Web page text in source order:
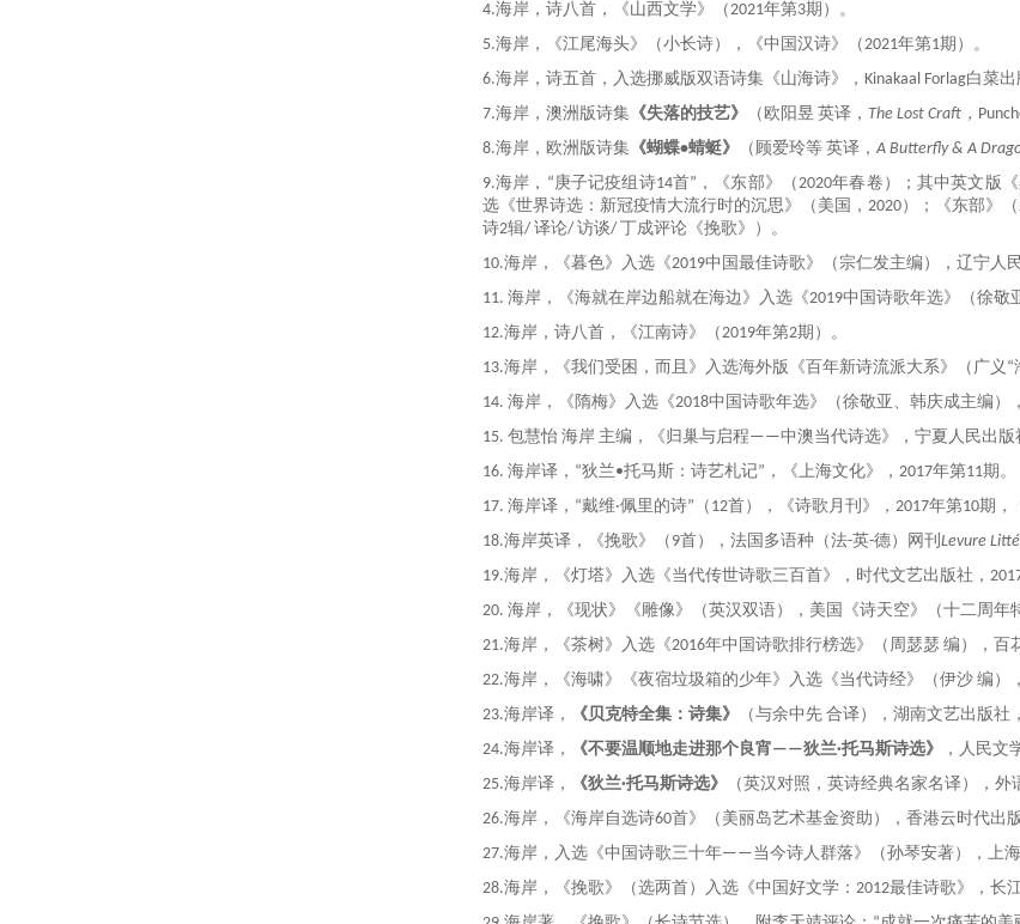
4.海岸，诗八首，《山西文学》（2021年第3期）。
5.海岸，《江尾海头》（小长诗），《中国汉诗》（2021年第1期）。
6.海岸，诗五首，入选挪威版双语诗集《山海诗》， Kinakaal Forlag白菜出
7.海岸，澳洲版诗集 《失落的技艺》 （欧阳昱 英译， The Lost Craft ，
8.海岸，欧洲版诗集 《蝴蝶•蜻蜓》 （顾爱玲等 英译，A Butterfly & A
9.海岸，“庚子记疫组诗14首” ，《东部》（2020年春卷）； 其中英文版
选《世界诗选：新冠疫情大流行时的沉思》
（ 美国 ， 2020） ；《东部》（
诗2辑/ 译论/ 访谈/ 丁成评论《挽歌》）。
10.海岸，《暮色》入选《2019中国最佳诗歌》（宗仁发主编），辽宁人
11. 海岸，《海就在岸边船就在海边》入选《2019中国诗歌年选》（徐敬
12.海岸，诗八首，《江南诗》（2019年第2期）。
13.海岸， 《我们受困，而且》 入选海外版《百年新诗流派大系》（广义“
14. 海岸，《隋梅》入选《2018中国诗歌年选》（徐敬亚、韩庆成主编）
15. 包慧怡 海岸 主编 ， 《归巢与启程——中澳当代诗选》 ，宁夏人民出版
16. 海岸译，“狄兰•托马斯：诗艺札记”，《上海文化》， 2017年第11期。
17. 海岸译，“戴维·佩里的诗”（ 12首），《诗歌月刊》， 2017年第10期，
18.海岸英译 ， 《挽歌》 （ 9首）， 法国多语种（法-英-德）网刊Levure
19.海岸，《灯塔》入选《当代传世诗歌三百首》，时代文艺出版社，
20. 海岸，《现状》《雕像》（英汉双语），美国《诗天空》（十二周年
21.海岸，《茶树》入选 《2016年中国诗歌排行榜选》 （周瑟瑟 编）， 百
22.海岸，《海啸》《夜宿垃圾箱的少年》入选《当代诗经》（伊沙 编）
23.海岸译， 《贝克特全集：诗集》 （与余中先 合译），湖南文艺出版社，
24.海岸译， 《不要温顺地走进那个良宵——狄兰·托马斯诗选》 ， 人民文
25.海岸译， 《狄兰·托马斯诗选》 （英汉对照，英诗经典名家名译），外
26.海岸， 《海岸自选诗60首》（美丽岛艺术基金资助 ） ，香港云时代出
27.海岸，入选《中国诗歌三十年——当今诗人群落》（孙琴安著），上海
28.海岸， 《挽歌》（选两首） 入选《中国好文学 ： 2012最佳诗歌》，长